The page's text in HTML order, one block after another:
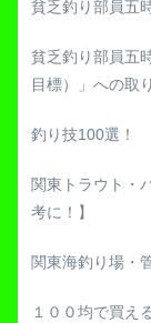
貧乏釣り部員五
貧乏釣り部員五
目標）」への取
釣り技100選！
関東トラウト・
考に！】
関東海釣り場・
１００均で買え